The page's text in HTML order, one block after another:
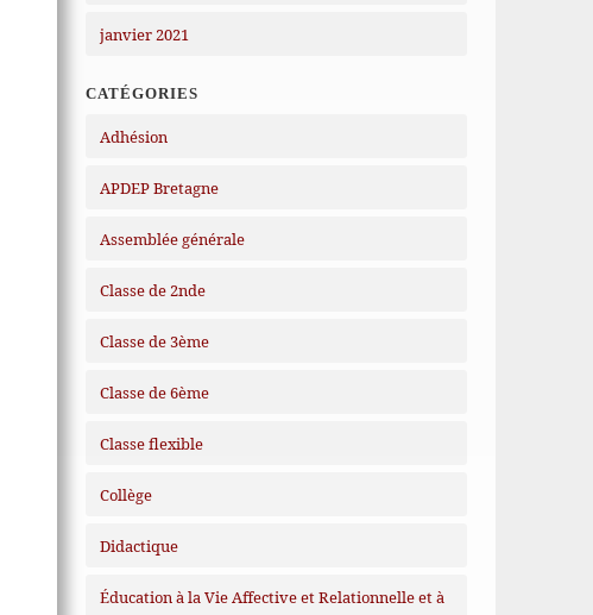
janvier 2021
CATÉGORIES
Adhésion
APDEP Bretagne
Assemblée générale
Classe de 2nde
Classe de 3ème
Classe de 6ème
Classe flexible
Collège
Didactique
Éducation à la Vie Affective et Relationnelle et à